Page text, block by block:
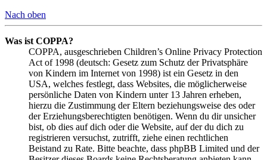
Nach oben
Was ist COPPA?
COPPA, ausgeschrieben Children’s Online Privacy Protection
Act of 1998 (deutsch: Gesetz zum Schutz der Privatsphäre
von Kindern im Internet von 1998) ist ein Gesetz in den
USA, welches festlegt, dass Websites, die möglicherweise
persönliche Daten von Kindern unter 13 Jahren erheben,
hierzu die Zustimmung der Eltern beziehungsweise des oder
der Erziehungsberechtigten benötigen. Wenn du dir unsicher
bist, ob dies auf dich oder die Website, auf der du dich zu
registrieren versuchst, zutrifft, ziehe einen rechtlichen
Beistand zu Rate. Bitte beachte, dass phpBB Limited und der